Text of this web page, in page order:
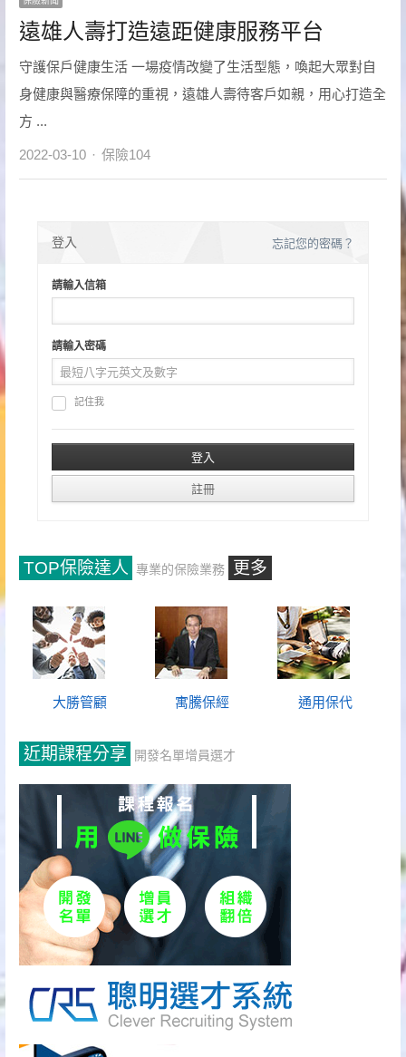
遠雄人壽打造遠距健康服務平台
守護保戶健康生活 一場疫情改變了生活型態，喚起大眾對自
身健康與醫療保障的重視，遠雄人壽待客戶如親，用心打造全
方 ...
2022-03-10 Author
保險104
登入 忘記您的密碼？
請輸入信箱
請輸入密碼
記住我
TOP保險達人 專業的保險業務 更多
大勝管顧 寓騰保經 通用保代
近期課程分享 開發名單增員選才